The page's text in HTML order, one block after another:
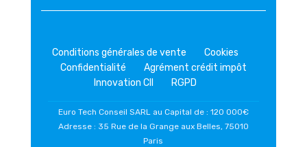
Conditions générales de vente
Cookies
Confidentialité
Agrément crédit impôt
Innovation CII
RGPD
Euro Tech Conseil SARL au Capital de : 120 000€
Adresse : 35 Rue de la Grange aux Belles, 75010
Paris